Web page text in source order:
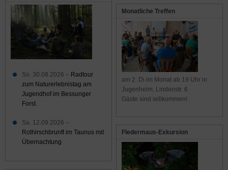
Monatliche Treffen
am 2. Di im Monat ab 19 Uhr in
Jugenheim, Lindenstr. 6
Gäste sind willkommen!
Fledermaus-Exkursion
So. 30.08.2026 – Radtour
zum Naturerlebnistag am
Jugendhof im Bessunger
Forst.
Sa. 12.09.2026 –
Rothirschbrunft im Taunus mit
Übernachtung